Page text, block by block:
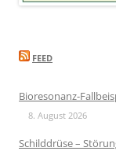
FEED
Bioresonanz-
8. August 2026
Schilddrüse –